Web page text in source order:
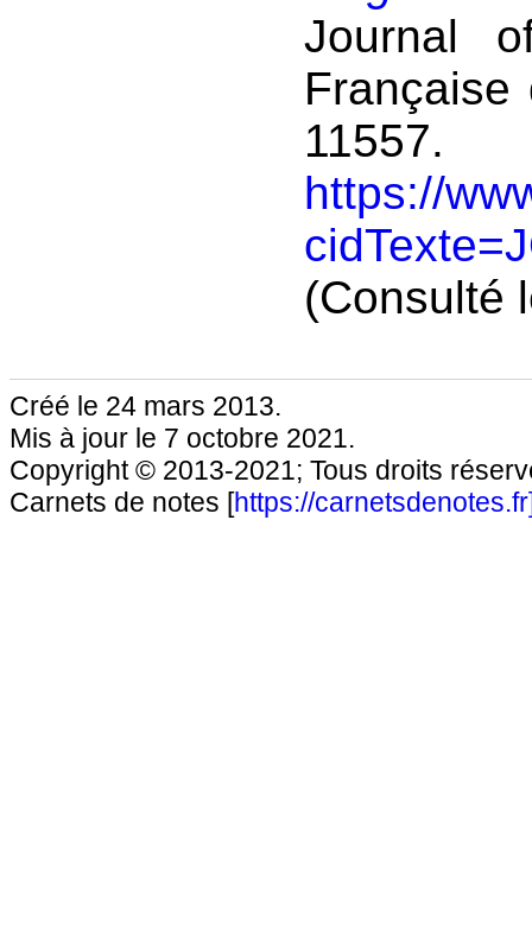
Journal
https://
(Consulté
Créé le 24 mars 2013.
Mis à jour le 7 octobre 2021.
Copyright © 2013-2021; Tous droits
Carnets de notes [https://